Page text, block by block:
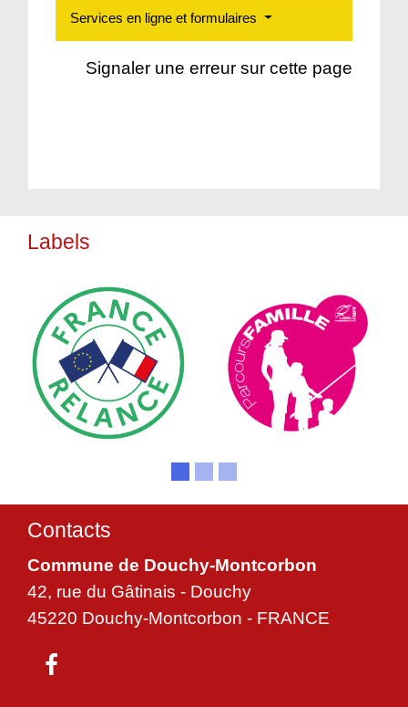
Services en ligne et formulaires
Signaler une erreur sur cette page
Labels
Contacts
Commune de Douchy-Montcorbon
42, rue du Gâtinais - Douchy
45220 Douchy-Montcorbon - FRANCE